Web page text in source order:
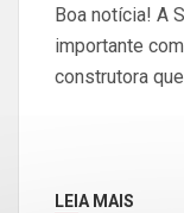
Boa notícia! A
importante
construtora
LEIA MAIS